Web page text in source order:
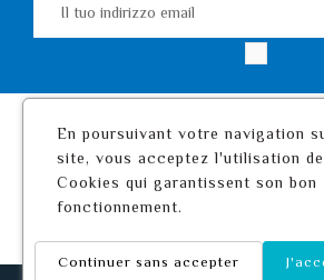
Il Tuo Account
En poursuivant votre navigation
site, vous acceptez l'utilisation de
Cookies qui garantissent son bon
fonctionnement.
Continuer sans accepter